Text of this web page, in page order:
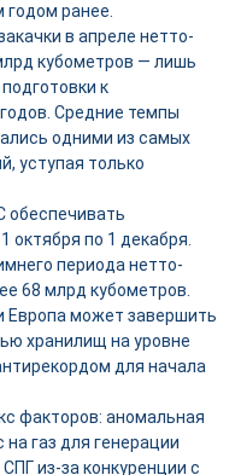
ранее.
в апреле нетто-
кубометров — лишь
к
Средние темпы
одними из самых
уступая только
обеспечивать
октября по 1 декабря.
периода нетто-
68 млрд кубометров.
Европа может завершить
хранилищ на уровне
для начала
факторов: аномальная
газ для генерации
из-за конкуренции с